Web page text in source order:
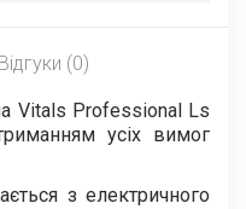
Відгуки (0)
Vitals Professional Ls
усіх вимог
з електричного